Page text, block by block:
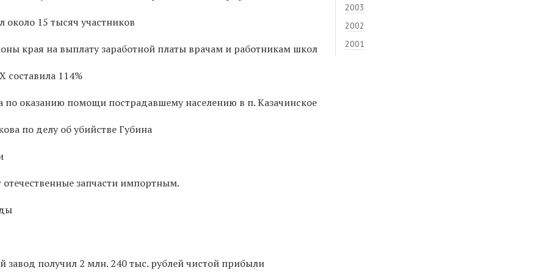
15 тысяч участников
края на выплату заработной платы врачам и работникам школ
составила 114%
по оказанию помощи пострадавшему населению в п. Казачинское
по делу об убийстве Губина
запчасти импортным.
получил 2 млн. 240 тыс. рублей чистой прибыли
2003
2002
2001